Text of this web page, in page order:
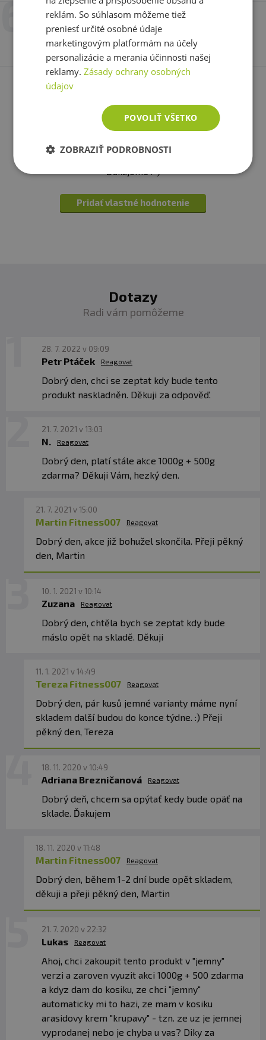
30. 9. 2024 v 14:19
Gabriela
Kupujeme pravidelně
Máte s produktom skúsenosť? Napíšte recenziu a
pomôžte tak ostatným zákazníkom s rozhodovaním.
Ďakujeme :-)
Pridať vlastné hodnotenie
Dotazy
Radi vám pomôžeme
28. 7. 2022 v 09:09
Petr Ptáček Reagovat
Dobrý den, chci se zeptat kdy bude tento
produkt naskladněn. Děkuji za odpověď.
21. 7. 2021 v 13:03
N. Reagovat
Dobrý den, platí stále akce 1000g + 500g
zdarma? Děkuji Vám, hezký den.
21. 7. 2021 v 15:00
Martin Fitness007 Reagovat
Dobrý den, akce již bohužel skončila. Přeji pěkný
den, Martin
10. 1. 2021 v 10:14
Zuzana Reagovat
Dobrý den, chtěla bych se zeptat kdy bude
máslo opět na skladě. Děkuji
11. 1. 2021 v 14:49
Tereza Fitness007 Reagovat
Dobrý den, pár kusů jemné varianty máme nyní
skladem další budou do konce týdne. :) Přeji
pěkný den, Tereza
18. 11. 2020 v 10:49
Adriana Brezničanová Reagovat
Dobrý deň, chcem sa opýtať kedy bude opäť na
sklade. Ďakujem
18. 11. 2020 v 11:48
Martin Fitness007 Reagovat
Dobrý den, během 1-2 dní bude opět skladem,
děkuji a přeji pěkný den, Martin
21. 7. 2020 v 22:32
Lukas Reagovat
Ahoj, chci zakoupit tento produkt v "jemny"
verzi a zaroven vyuzit akci 1000g + 500 zdarma
a kdyz dam do kosiku, ze chci "jemny"
automaticky mi to hazi, ze mam v kosiku
arasidovy krem "krupavy" - tzn. ze uz je jemnej
vyprodanej nebo je chyba u vas? Diky za
reklám. So súhlasom môžeme tiež
preniesť určité osobné údaje
marketingovým platformám na účely
personalizácie a merania účinnosti našej
reklamy.Zásady ochrany osobných
údajov
POVOLIŤ VŠETKO
ZOBRAZIŤ PODROBNOSTI